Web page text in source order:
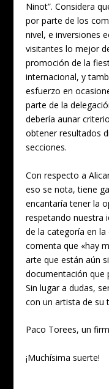
Ninot”. Considera
por parte de los
nivel, e inversiones
visitantes lo mejor
promoción de la
internacional, y
esfuerzo en
parte de la
debería aunar
obtener resultados
secciones.
Con respecto a
eso se nota, tiene
encantaría tener la
respetando nuestra
de la categoría en
comenta que «hay
arte que están aún
documentación que
Sin lugar a dudas,
con un artista de su
Paco Torees, un
¡Muchísima suerte!